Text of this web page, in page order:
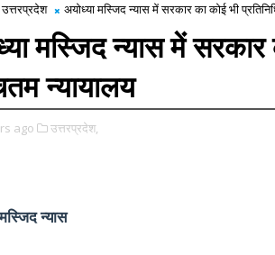
उत्तरप्रदेश अयोध्या मस्जिद न्यास में सरकार का कोई भी
मस्जिद न्यास में सरकार
न्यायालय
ago उत्तरप्रदेश,
न्यास